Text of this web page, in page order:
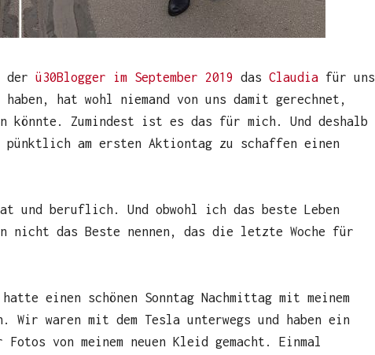
der ü30Blogger im September 2019 das Claudia für uns
hat wohl niemand von uns damit gerechnet,
könnte. Zumindest ist es das für mich. Und deshalb
am ersten Aktiontag zu schaffen einen
und beruflich. Und obwohl ich das beste Leben
nicht das Beste nennen, das die letzte Woche für
einen schönen Sonntag Nachmittag mit meinem
Wir waren mit dem Tesla unterwegs und haben ein
Fotos von meinem neuen Kleid gemacht. Einmal